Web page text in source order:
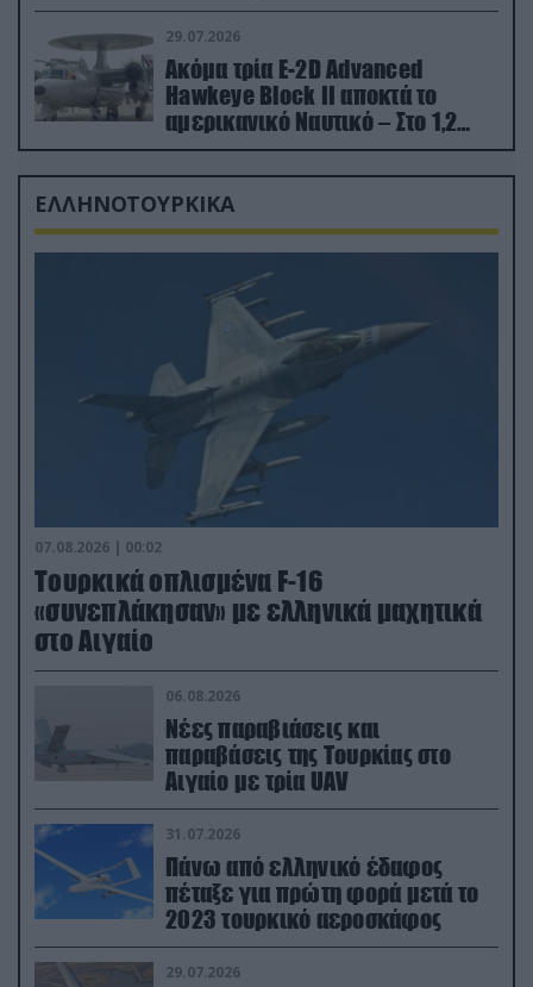
29.07.2026
Ακόμα τρία E-2D Advanced
Hawkeye Block II αποκτά το
αμερικανικό Ναυτικό – Στο 1,2
δισ.δολάρια το κόστος
ΕΛΛΗΝΟΤΟΥΡΚΙΚΑ
07.08.2026 | 00:02
Τουρκικά οπλισμένα F-16
«συνεπλάκησαν» με ελληνικά μαχητικά
στο Αιγαίο
06.08.2026
Νέες παραβιάσεις και
παραβάσεις της Τουρκίας στο
Αιγαίο με τρία UAV
31.07.2026
Πάνω από ελληνικό έδαφος
πέταξε για πρώτη φορά μετά το
2023 τουρκικό αεροσκάφος
29.07.2026